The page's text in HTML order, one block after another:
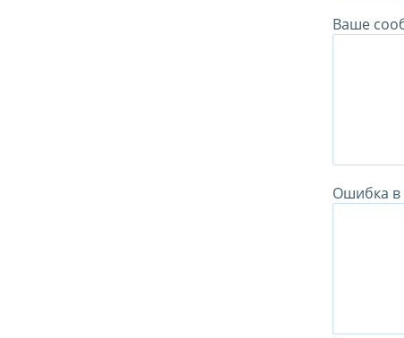
Ваше
Ошибка в